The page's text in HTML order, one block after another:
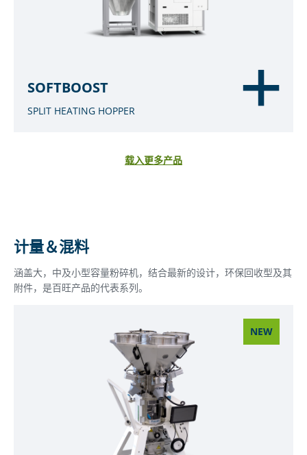
SOFTBOOST
SPLIT HEATING HOPPER
载入更多产品
计量＆混料
涵盖大，中及小型容量粉碎机，结合最新的设计，环保回收型及其
附件，是百旺产品的代表系列。
NEW